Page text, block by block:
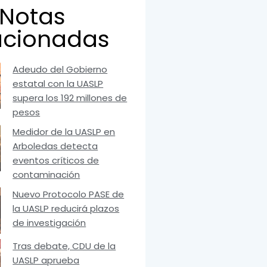
Notas
Adeudo del Gobierno
estatal con la UASLP
supera los 192 millones de
pesos
Medidor de la UASLP en
Arboledas detecta
eventos críticos de
contaminación
Nuevo Protocolo PASE de
la UASLP reducirá plazos
de investigación
Tras debate, CDU de la
UASLP aprueba